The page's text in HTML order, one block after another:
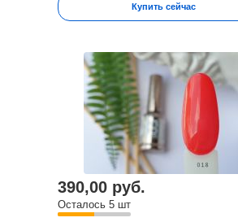
Купить сейчас
390,00 руб.
Осталось 5 шт